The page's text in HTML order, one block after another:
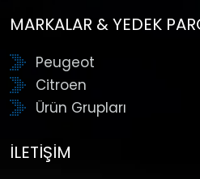
MARKALAR & YEDEK
Peugeot
Citroen
Ürün Grupları
İLETIŞIM